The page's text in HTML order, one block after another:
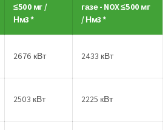
≤500 мг /
Нм3 *
газе - NOX ≤500 мг
/ Нм3 *
2676 кВт 2433 кВт
2503 кВт 2225 кВт